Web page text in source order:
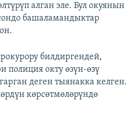
алган эле. Бул окуянын
башаламандыктар
билдиргендей,
полиция окту өзүн-өзү
деген тыянакка келген.
көрсөтмөлөрүндө